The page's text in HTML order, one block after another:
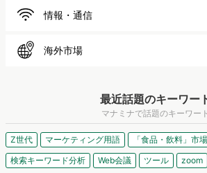
情報・通信
海外市場
最近話題のキーワー
マナミナで話題のキーワー
Z世代 マーケティング用語 「食品・飲料」市
検索キーワード分析
Web会議 ツール zoom